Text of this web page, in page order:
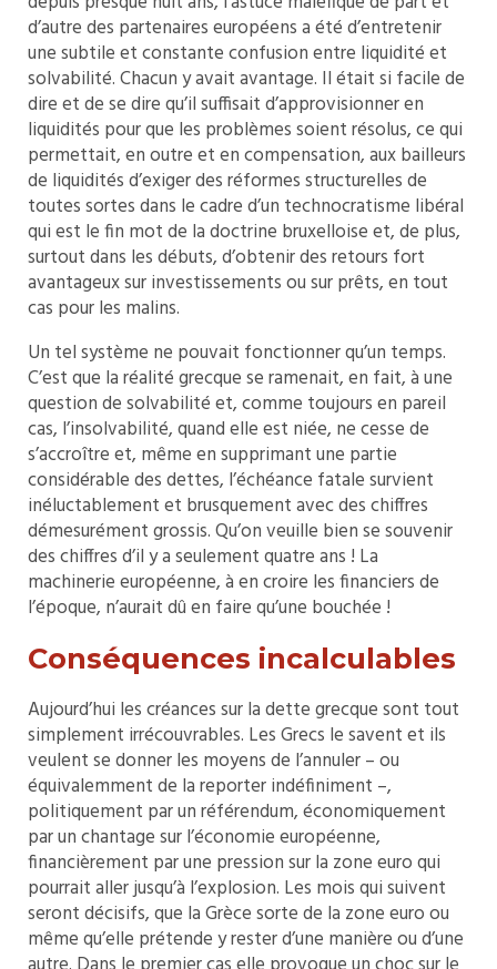
d’autre des partenaires européens a été d’entretenir
une subtile et constante confusion entre liquidité et
solvabilité. Chacun y avait avantage. Il était si facile de
dire et de se dire qu’il suffisait d’approvisionner en
liquidités pour que les problèmes soient résolus, ce qui
permettait, en outre et en compensation, aux bailleurs
de liquidités d’exiger des réformes structurelles de
toutes sortes dans le cadre d’un technocratisme libéral
qui est le fin mot de la doctrine bruxelloise et, de plus,
surtout dans les débuts, d’obtenir des retours fort
avantageux sur investissements ou sur prêts, en tout
cas pour les malins.
Un tel système ne pouvait fonctionner qu’un temps.
C’est que la réalité grecque se ramenait, en fait, à une
question de solvabilité et, comme toujours en pareil
cas, l’insolvabilité, quand elle est niée, ne cesse de
s’accroître et, même en supprimant une partie
considérable des dettes, l’échéance fatale survient
inéluctablement et brusquement avec des chiffres
démesurément grossis. Qu’on veuille bien se souvenir
des chiffres d’il y a seulement quatre ans ! La
machinerie européenne, à en croire les financiers de
l’époque, n’aurait dû en faire qu’une bouchée !
Conséquences incalculables
Aujourd’hui les créances sur la dette grecque sont tout
simplement irrécouvrables. Les Grecs le savent et ils
veulent se donner les moyens de l’annuler – ou
équivalemment de la reporter indéfiniment –,
politiquement par un référendum, économiquement
par un chantage sur l’économie européenne,
financièrement par une pression sur la zone euro qui
pourrait aller jusqu’à l’explosion. Les mois qui suivent
seront décisifs, que la Grèce sorte de la zone euro ou
même qu’elle prétende y rester d’une manière ou d’une